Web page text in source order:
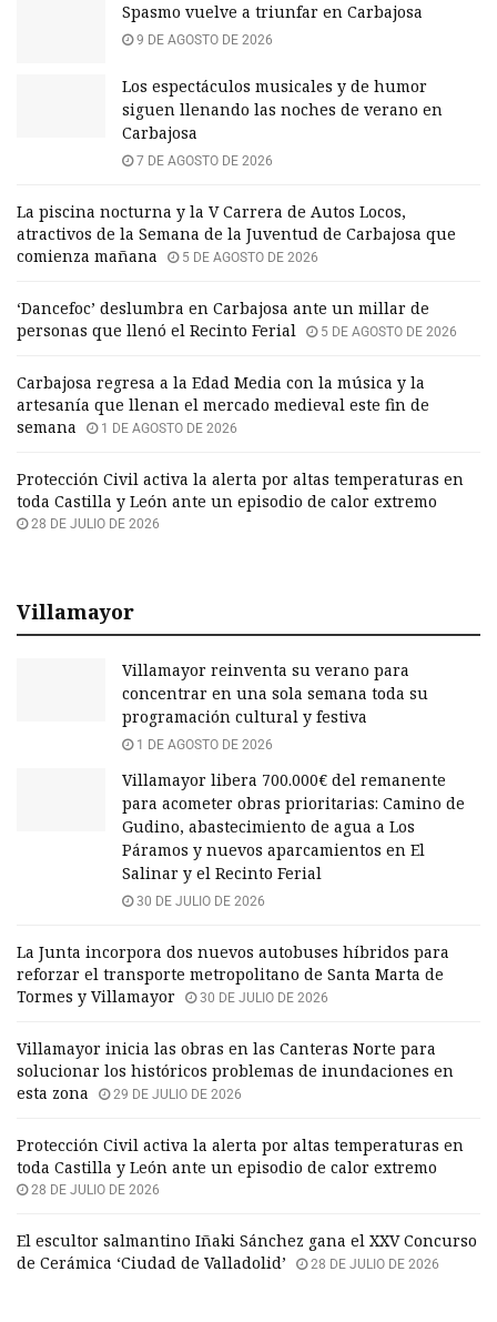
Spasmo vuelve a triunfar en Carbajosa
9 DE AGOSTO DE 2026
Los espectáculos musicales y de humor
siguen llenando las noches de verano en
Carbajosa
7 DE AGOSTO DE 2026
La piscina nocturna y la V Carrera de Autos Locos,
atractivos de la Semana de la Juventud de Carbajosa que
comienza mañana
5 DE AGOSTO DE 2026
‘Dancefoc’ deslumbra en Carbajosa ante un millar de
personas que llenó el Recinto Ferial
5 DE AGOSTO DE 2026
Carbajosa regresa a la Edad Media con la música y la
artesanía que llenan el mercado medieval este fin de
semana
1 DE AGOSTO DE 2026
Protección Civil activa la alerta por altas temperaturas en
toda Castilla y León ante un episodio de calor extremo
28 DE JULIO DE 2026
Villamayor
Villamayor reinventa su verano para
concentrar en una sola semana toda su
programación cultural y festiva
1 DE AGOSTO DE 2026
Villamayor libera 700.000€ del remanente
para acometer obras prioritarias: Camino de
Gudino, abastecimiento de agua a Los
Páramos y nuevos aparcamientos en El
Salinar y el Recinto Ferial
30 DE JULIO DE 2026
La Junta incorpora dos nuevos autobuses híbridos para
reforzar el transporte metropolitano de Santa Marta de
Tormes y Villamayor
30 DE JULIO DE 2026
Villamayor inicia las obras en las Canteras Norte para
solucionar los históricos problemas de inundaciones en
esta zona
29 DE JULIO DE 2026
Protección Civil activa la alerta por altas temperaturas en
toda Castilla y León ante un episodio de calor extremo
28 DE JULIO DE 2026
El escultor salmantino Iñaki Sánchez gana el XXV Concurso
de Cerámica ‘Ciudad de Valladolid’
28 DE JULIO DE 2026